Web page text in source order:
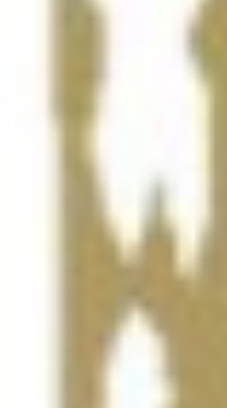
„Es steht erst 1:0. Wir haben heuer
zuhause verloren und dafür auswärts
Die Voraussetzungen für ein
geschaffen. Während Hypo den
möchte, kämpft Atzgersdorf um die
Anpfiff zum zweiten Finalspiel der
Sonntag um 18:00 Uhr in der
Zurück zur Übersicht